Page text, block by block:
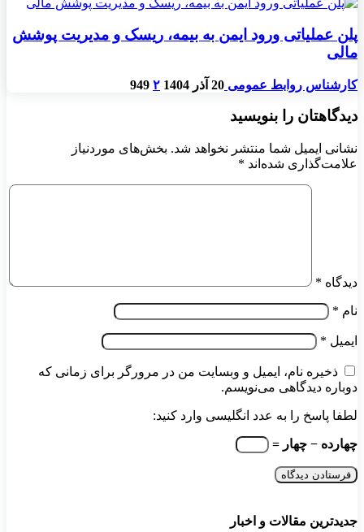
پلن عملیاتی ورود ایمن به بیمه، ریسک و مدیریت پوشش
مالی
کارشناس روابط عمومی 20 آذر 1404 ۲ 949
دیدگاهتان را بنویسید
نشانی ایمیل شما منتشر نخواهد شد. بخش‌های موردنیاز
علامت‌گذاری شده‌اند *
دیدگاه *
نام *
ایمیل *
ذخیره نام، ایمیل و وبسایت من در مرورگر برای زمانی که
دوباره دیدگاهی می‌نویسم.
لطفا پاسخ را به عدد انگلیسی وارد کنید:
چهارده − چهار =
جدیدترین مقالات و اخبار